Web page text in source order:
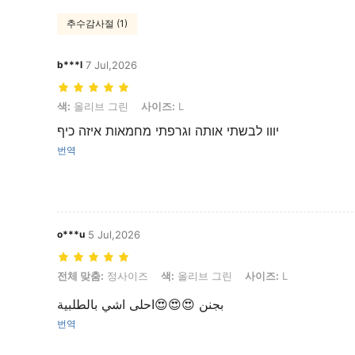
추수감사절 (1)
b***l 7 Jul,2026
색: 올리브 그린, 사이즈: L
색: 올리브 그린 사이즈: L
יווו לבשתי אותה וגרפתי מחמאות איזה כיף
번역
o***u 5 Jul,2026
전체 맞춤: 정사이즈, 색: 올리브 그린, 사이즈: L
전체 맞춤: 정사이즈 색: 올리브 그린 사이즈: L
بجنن 😍😍😍احلى اشي بالطلبية
번역